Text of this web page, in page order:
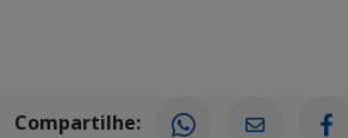
Compartilhe: